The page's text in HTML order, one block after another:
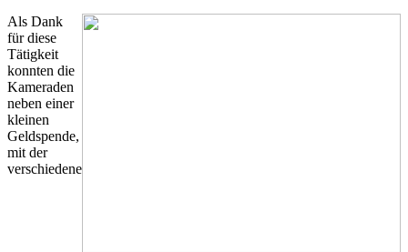
Als Dank
für diese
Tätigkeit
konnten die
Kameraden
neben einer
kleinen
Geldspende,
mit der
verschiedene